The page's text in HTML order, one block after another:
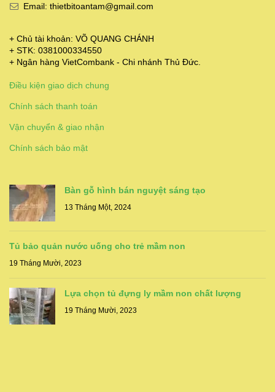
Email: thietbitoantam@gmail.com
+ Chủ tài khoản: VÕ QUANG CHÁNH
+ STK: 0381000334550
+ Ngân hàng VietCombank - Chi nhánh Thủ Đức.
Điều kiện giao dịch chung
Chính sách thanh toán
Vận chuyển & giao nhận
Chính sách bảo mật
Bàn gỗ hình bán nguyệt sáng tạo
13 Tháng Một, 2024
Tủ bảo quản nước uống cho trẻ mầm non
19 Tháng Mười, 2023
Lựa chọn tủ đựng ly mầm non chất lượng
19 Tháng Mười, 2023